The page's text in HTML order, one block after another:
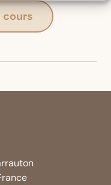
cours